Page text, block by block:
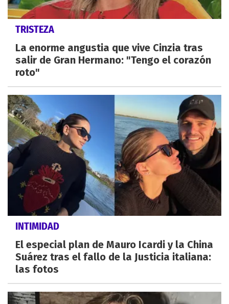
TRISTEZA
La enorme angustia que vive Cinzia tras
salir de Gran Hermano: "Tengo el corazón
roto"
INTIMIDAD
El especial plan de Mauro Icardi y la China
Suárez tras el fallo de la Justicia italiana:
las fotos